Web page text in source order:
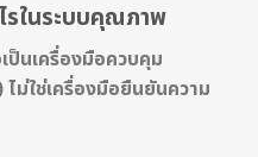
ในระบบคุณภาพ
นเครื่องมือควบคุม
ม่ใช่เครื่องมือยืนยันความ